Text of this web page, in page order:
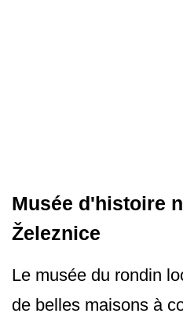
Musée d'histoire
Železnice
Le musée du rondin
de belles maisons à